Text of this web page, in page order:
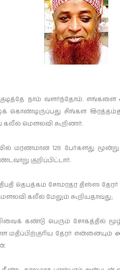
நாம் வளர்ந்தோம்.
கொண்­டி­ருப்­பது சிங்கள
கலீல் மௌலவி கூறினார்.
மர­ண­மான 128 பேர்­க­ளது
குறிப்­பிட்டார்.
தெபத்­கம சோம­ர­தர திஸ்ஸ
கலீல் மேலும் கூறி­ய­தா­வது;
கண்டு பெரும் சோகத்தில்
மதிப்­பிற்­கு­ரிய தேரர்